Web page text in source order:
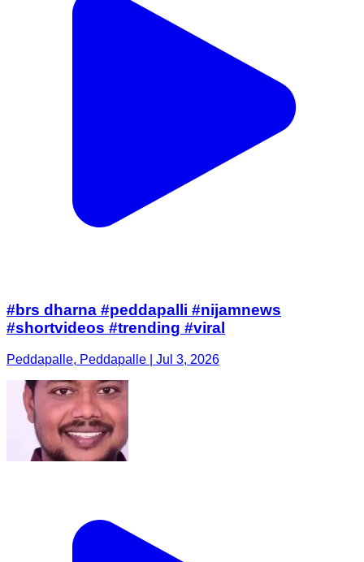
#brs dharna #peddapalli #nijamnews
#shortvideos #trending #viral
Peddapalle, Peddapalle | Jul 3, 2026